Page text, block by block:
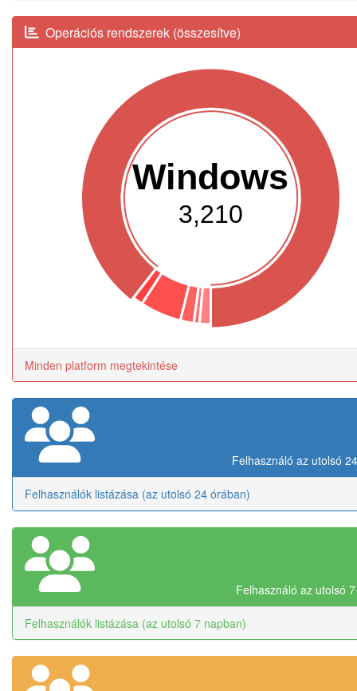
Operációs rendszerek (összesítve)
Windows
3,210
Minden platform megtekintése
Felhasználó az utolsó
Felhasználók listázása (az utolsó 24 órában)
Felhasználó az utolsó
Felhasználók listázása (az utolsó 7 napban)